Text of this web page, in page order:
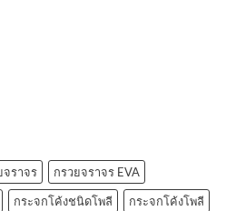
จราจร
กรวยจราจร EVA
กระจกโค้งชนิดโพลี
กระจกโค้งโพลี